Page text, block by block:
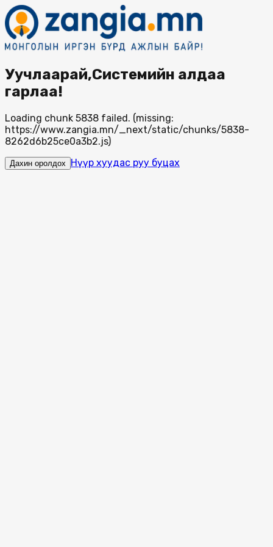
Уучлаарай,Системийн алдаа
гарлаа!
Loading chunk 5838 failed. (missing:
https://www.zangia.mn/_next/static/chunks/5838-
8262d6b25ce0a3b2.js)
Дахин оролдох Нүүр хуудас руу буцах